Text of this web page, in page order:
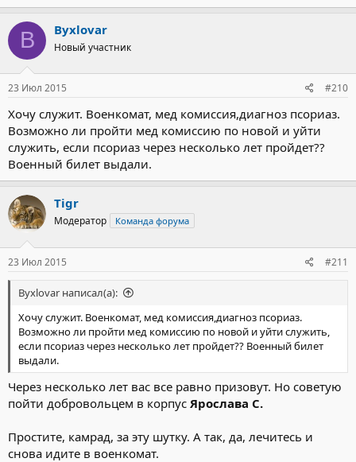
B Byxlovar
Новый участник
23 Июл 2015 #210
Хочу служит. Военкомат, мед комиссия,диагноз псориаз.
Возможно ли пройти мед комиссию по новой и уйти
служить, если псориаз через несколько лет пройдет??
Военный билет выдали.
Tigr
Модератор Команда форума
23 Июл 2015 #211
Byxlovar написал(а):
Хочу служит. Военкомат, мед комиссия,диагноз псориаз.
Возможно ли пройти мед комиссию по новой и уйти служить,
если псориаз через несколько лет пройдет?? Военный билет
выдали.
Через несколько лет вас все равно призовут. Но советую
пойти добровольцем в корпус Ярослава С.
Простите, камрад, за эту шутку. А так, да, лечитесь и
снова идите в военкомат.